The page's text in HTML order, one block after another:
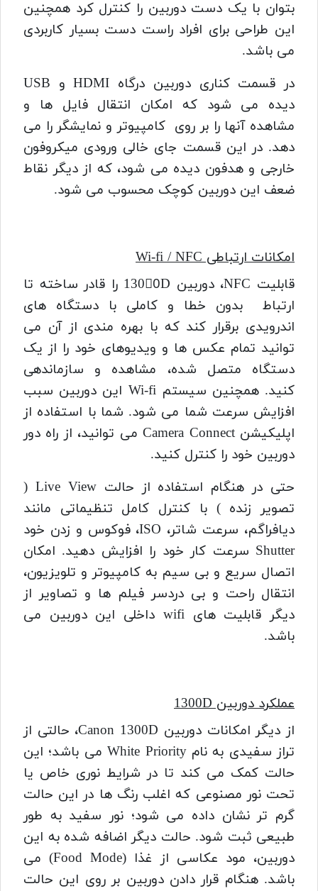
بتوان با یک دست دوربین را کنترل کرد همچنین
این طراحی برای افراد راست دست بسیار کاربردی
می باشد.
در قسمت کناری دوربین درگاه HDMI و USB
دیده می شود که امکان انتقال فایل ها و
مشاهده آنها را بر روی کامپیوتر و نمایشگر را می
دهد. در این قسمت جای خالی ورودی میکروفون
خارجی و هدفون دیده می شود، که از دیگر نقاط
ضعف این دوربین کوچک محسوب می شود.
امکانات ارتباطی Wi-fi / NFC
قابلیت NFC، دوربین 1300ِD را قادر ساخته تا
ارتباط بدون خطا و کاملی با دستگاه های
اندرویدی برقرار کند که با بهره مندی از آن می
توانید تمام عکس ها و ویدیوهای خود را از یک
دستگاه متصل شده، مشاهده و سازماندهی
کنید. همچنین سیستم Wi-fi این دوربین سبب
افزایش سرعت شما می شود. شما با استفاده از
اپلیکیشن Camera Connect می توانید، از راه دور
دوربین خود را کنترل کنید.
حتی در هنگام استفاده از حالت Live View (
تصویر زنده ) با کنترل کامل تنظیماتی مانند
دیافراگم، سرعت شاتر، ISO، فوکوس و زدن خود
Shutter سرعت کار خود را افزایش دهید. امکان
اتصال سریع و بی سیم به کامپیوتر و تلویزیون،
انتقال راحت و بی دردسر فیلم ها و تصاویر از
دیگر قابلیت های wifi داخلی این دوربین می
باشد.
عملکرد دوربین 1300D
از دیگر امکانات دوربین Canon 1300D، حالتی از
تراز سفیدی به نام White Priority می باشد؛ این
حالت کمک می‌ کند تا در شرایط نوری خاص یا
تحت نور مصنوعی که اغلب رنگ ها در این حالت
گرم تر نشان داده می شود؛ نور سفید به طور
طبیعی ثبت شود. حالت دیگر اضافه شده به این
دوربین، مود عکاسی از غذا (Food Mode) می
باشد. هنگام قرار دادن دوربین بر روی این حالت